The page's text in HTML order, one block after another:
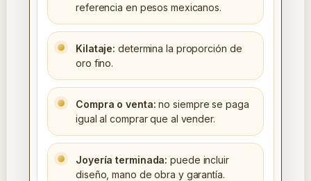
referencia en pesos mexicanos.
Kilataje: determina la proporción de
oro fino.
Compra o venta: no siempre se paga
igual al comprar que al vender.
Joyería terminada: puede incluir
diseño, mano de obra y garantía.